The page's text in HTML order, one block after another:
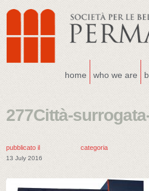
home who we are
277Città-
pubblicato il
13 July 2016
categoria